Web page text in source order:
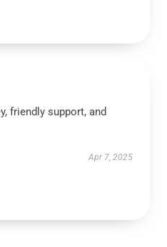
friendly support, and
Apr 7, 2025